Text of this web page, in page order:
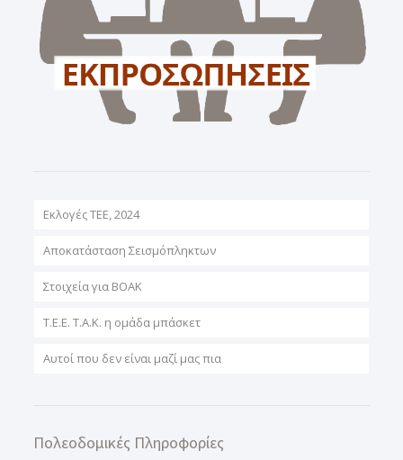
Εκλογές ΤΕΕ, 2024
Αποκατάσταση Σεισμόπληκτων
Στοιχεία για ΒΟΑΚ
T.E.E. T.A.K. η ομάδα μπάσκετ
Αυτοί που δεν είναι μαζί μας πια
Πολεοδομικές Πληροφορίες